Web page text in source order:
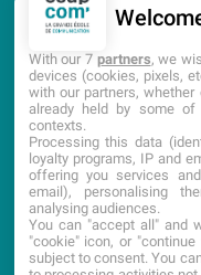
CANDIDATURE
ACCUEIL CGI
With our 7 partners, we
devices (cookies, pixels,
with our partners,
already held by some
contexts.
Processing this data
loyalty programs, IP and
offering you services
email), personalising
analysing audiences.
You can "accept all" and
"cookie" icon, or
subject to consent. You